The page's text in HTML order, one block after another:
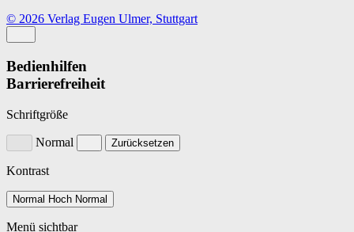
© 2026 Verlag Eugen Ulmer, Stuttgart
Bedienhilfen
Barrierefreiheit
Schriftgröße
Normal Zurücksetzen
Kontrast
Normal Hoch Normal
Menü sichtbar